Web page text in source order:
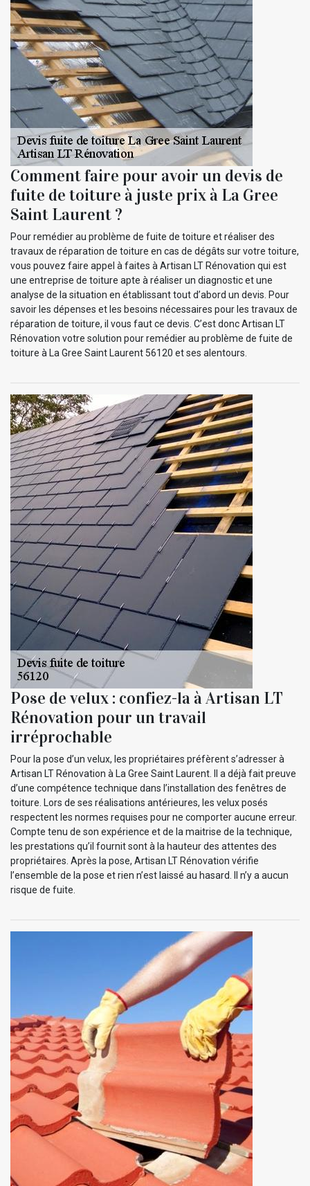
Comment faire pour avoir un devis de
fuite de toiture à juste prix à La Gree
Saint Laurent ?
Pour remédier au problème de fuite de toiture et réaliser des
travaux de réparation de toiture en cas de dégâts sur votre toiture,
vous pouvez faire appel à faites à Artisan LT Rénovation qui est
une entreprise de toiture apte à réaliser un diagnostic et une
analyse de la situation en établissant tout d’abord un devis. Pour
savoir les dépenses et les besoins nécessaires pour les travaux de
réparation de toiture, il vous faut ce devis. C’est donc Artisan LT
Rénovation votre solution pour remédier au problème de fuite de
toiture à La Gree Saint Laurent 56120 et ses alentours.
Pose de velux : confiez-la à Artisan LT
Rénovation pour un travail
irréprochable
Pour la pose d’un velux, les propriétaires préfèrent s’adresser à
Artisan LT Rénovation à La Gree Saint Laurent. Il a déjà fait preuve
d’une compétence technique dans l’installation des fenêtres de
toiture. Lors de ses réalisations antérieures, les velux posés
respectent les normes requises pour ne comporter aucune erreur.
Compte tenu de son expérience et de la maitrise de la technique,
les prestations qu’il fournit sont à la hauteur des attentes des
propriétaires. Après la pose, Artisan LT Rénovation vérifie
l’ensemble de la pose et rien n’est laissé au hasard. Il n’y a aucun
risque de fuite.